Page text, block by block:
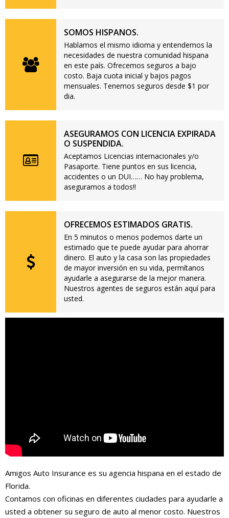
SOMOS HISPANOS.
Hablamos el mismo idioma y entendemos la
necesidades de nuestra comunidad hispana
en este país. Ofrecemos seguros a bajo
costo. Baja cuota inicial y bajos pagos
mensuales. Tenemos seguros desde $1 por
dia.
ASEGURAMOS CON LICENCIA EXPIRADA
O SUSPENDIDA.
Aceptamos Licencias internacionales y/o
Pasaporte. Tiene puntos en sus licencia,
accidentes o un DUI…… No hay problema,
aseguramos a todos!!
OFRECEMOS ESTIMADOS GRATIS.
En 5 minutos o menos podemos darte un
estimado que te puede ayudar para ahorrar
dinero. El auto y la casa son las propiedades
de mayor inversión en su vida, permítanos
ayudarle a asegurarse de la mejor manera.
Nuestros agentes de seguros están aquí para
usted.
Amigos Auto Insurance es su agencia hispana en el estado de
Florida.
Contamos con oficinas en diferentes ciudades para ayudarle a
usted a obtener su seguro de auto al menor costo. Nuestros